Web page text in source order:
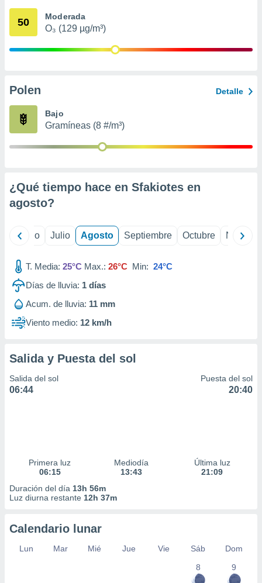
mediante
publicidad
de
50 Moderada
O₃ (129 µg/m³)
Polen Detalle
Bajo
Gramíneas (8 #/m³)
¿Qué tiempo hace en Sfakiotes en
agosto?
Junio Julio Agosto Septiembre Octubre
T. Media: 25°C Max.: 26°C Min: 24°C
Días de lluvia: 1 días
Acum. de lluvia: 11 mm
Viento medio: 12 km/h
Salida y Puesta del sol
Salida del sol
06:44
Puesta del sol
20:40
Primera luz
06:15
Mediodía
13:43
Última luz
21:09
Duración del día 13h 56m
Luz diurna restante 12h 37m
Calendario lunar
Lun Mar Mié Jue Vie Sáb
Dom
8
9